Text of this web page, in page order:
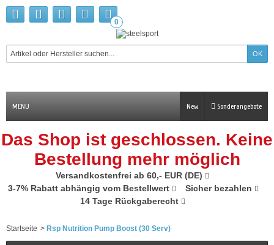
0
MENU Sonderangebote
New
Das Shop ist geschlossen. Keine
Bestellung mehr möglich
Versandkostenfrei ab 60,- EUR (DE)
3-7% Rabatt abhängig vom Bestellwert
Sicher bezahlen
14 Tage Rückgaberecht
Startseite > Rsp Nutrition Pump Boost (30 Serv)